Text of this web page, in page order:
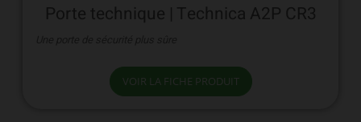
Porte technique | Technica A2P CR3
VOIR LA FICHE PRODUIT